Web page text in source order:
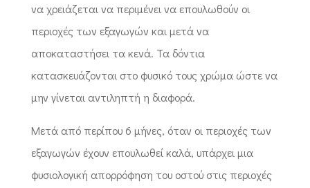
να χρειάζεται να περιμένει να επουλωθούν οι
περιοχές των εξαγωγών και μετά να
αποκαταστήσει τα κενά. Τα δόντια
κατασκευάζονται στο φυσικό τους χρώμα ώστε να
μην γίνεται αντιληπτή η διαφορά.
Μετά από περίπου 6 μήνες, όταν οι περιοχές των
εξαγωγών έχουν επουλωθεί καλά, υπάρχει μια
φυσιολογική απορρόφηση του οστού στις περιοχές